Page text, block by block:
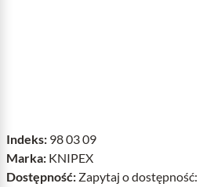
Indeks: 98 03 09
Marka: KNIPEX
Dostępność: Zapytaj o dostępność: